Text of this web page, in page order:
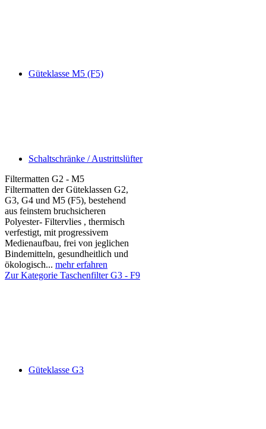
Güteklasse M5 (F5)
Schaltschränke / Austrittslüfter
Filtermatten G2 - M5
Filtermatten der Güteklassen G2,
G3, G4 und M5 (F5), bestehend
aus feinstem bruchsicheren
Polyester- Filtervlies , thermisch
verfestigt, mit progressivem
Medienaufbau, frei von jeglichen
Bindemitteln, gesundheitlich und
ökologisch... mehr erfahren
Zur Kategorie Taschenfilter G3 - F9
Güteklasse G3